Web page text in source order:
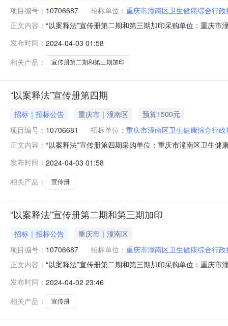
项目编号： 10706687 招标单位： 重庆市潼南区卫生健康综合行
正文内容： “以案释法”宣传册第二期和第三期加印采购单位：重庆
区文山电子印刷服务部1600.01600.01600.00-成交2024-
发布时间： 2024-04-03 01:58
相关产品：
宣传册第二期和第三期加印
“以案释法”宣传册第四期
招标｜招标公告 重庆市｜潼南区
预算1500元
项目编号： 10706681 招标单位： 重庆市潼南区卫生健康综合行
正文内容： “以案释法”宣传册第四期采购单位：重庆市潼南区卫生
发布时间： 2024-04-03 01:58
相关产品：
宣传册
“以案释法”宣传册第二期和第三期加印
招标｜招标公告
重庆市｜潼南区
项目编号： 10706687 招标单位： 重庆市潼南区卫生健康综合行
正文内容： “以案释法”宣传册第二期和第三期加印采购单位：重庆
发布时间： 2024-04-02 23:46
相关产品：
宣传册